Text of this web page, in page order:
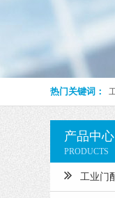
热门关键词：
产品中心
PRODUCTS
工业门